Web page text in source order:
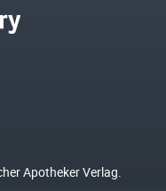
Apotheker Verlag.